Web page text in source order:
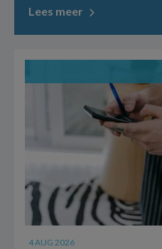
Lees meer
4 AUG 2026